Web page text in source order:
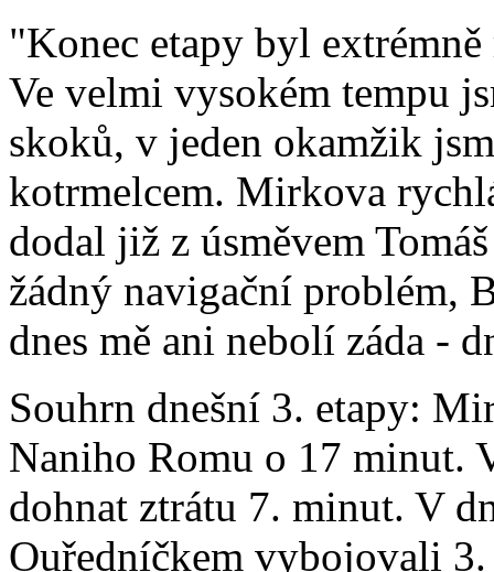
"Konec etapy byl extrémně
Ve velmi vysokém tempu
skoků, v jeden okamžik
kotrmelcem. Mirkova
dodal již z úsměvem
žádný navigační problém,
dnes mě ani nebolí záda -
Souhrn dnešní 3. etapy:
Naniho Romu o 17 minut.
dohnat ztrátu 7. minut. V
Ouředníčkem vybojovali